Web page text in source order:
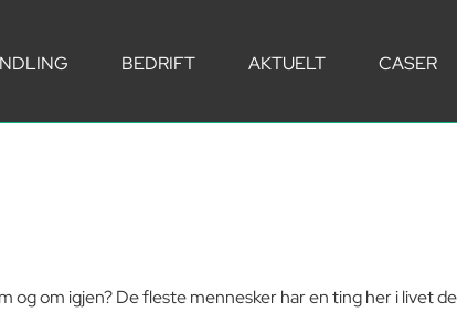
BEDRIFT AKTUELT CASER
om igjen? De fleste mennesker har en ting her i livet